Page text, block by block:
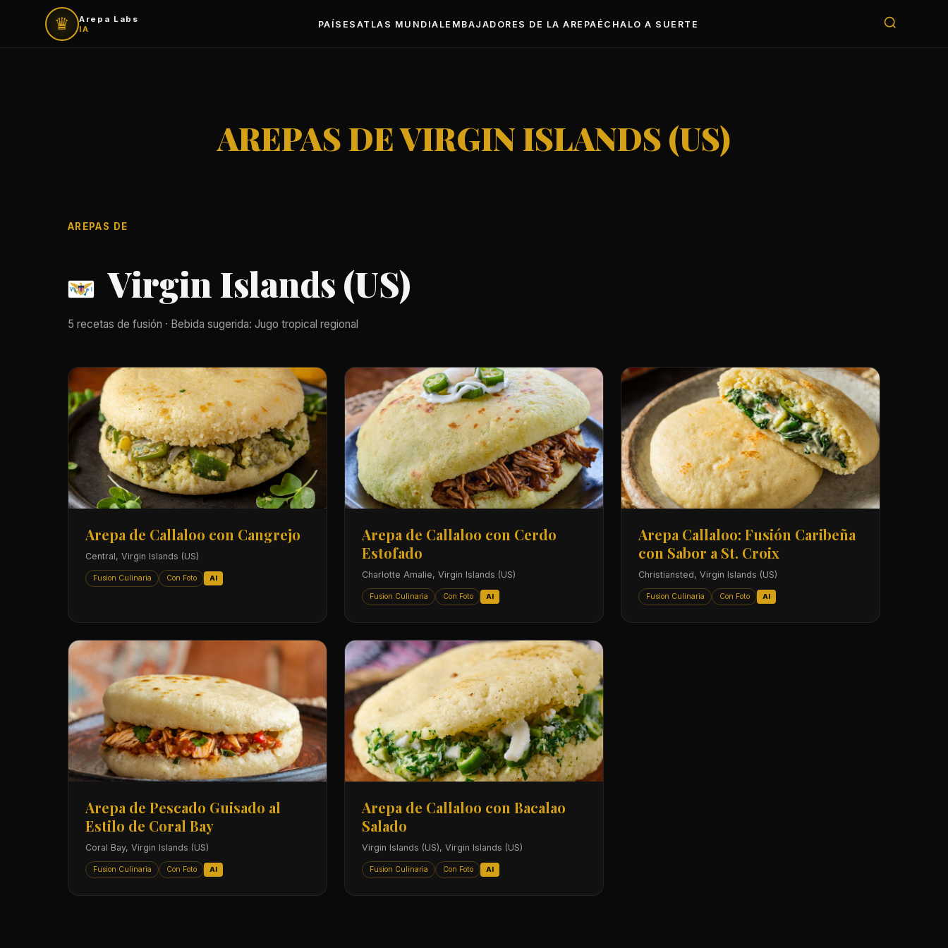
♛
Arepa Labs
IA
PAÍSES ATLAS MUNDIALEMBAJADORES DE LA AREPA ÉCHALO A SUERTE
AREPAS DE VIRGIN ISLANDS (US)
AREPAS DE
Virgin Islands (US)
5 recetas de fusión · Bebida sugerida: Jugo tropical regional
Arepa de Callaloo con Cangrejo
Central, Virgin Islands (US)
Fusion Culinaria Con Foto AI
Arepa de Callaloo con Cerdo
Estofado
Charlotte Amalie, Virgin Islands (US)
Fusion Culinaria Con Foto AI
Arepa Callaloo: Fusión Caribeña
con Sabor a St. Croix
Christiansted, Virgin Islands (US)
Fusion Culinaria Con Foto AI
Arepa de Pescado Guisado al
Estilo de Coral Bay
Coral Bay, Virgin Islands (US)
Fusion Culinaria Con Foto AI
Arepa de Callaloo con Bacalao
Salado
Virgin Islands (US), Virgin Islands (US)
Fusion Culinaria Con Foto AI